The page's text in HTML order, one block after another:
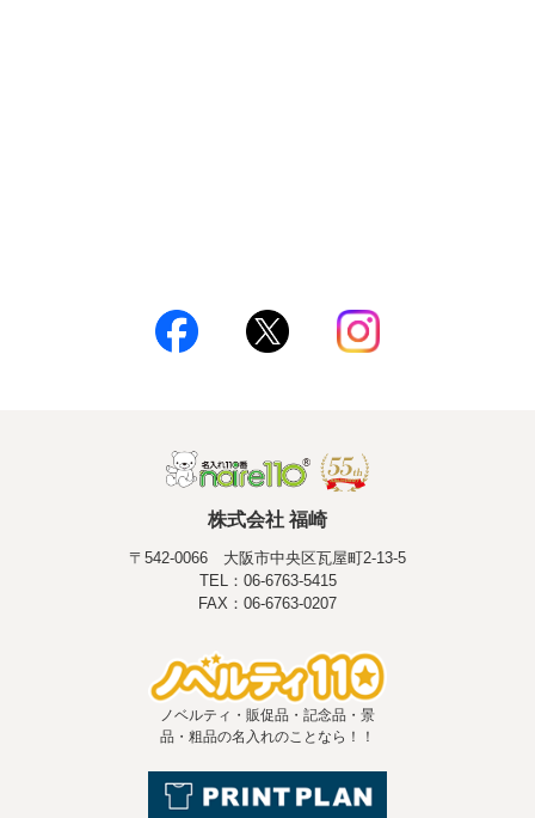
株式会社 福崎
〒542-0066 大阪市中央区瓦屋町2-13-5
TEL：06-6763-5415
FAX：06-6763-0207
ノベルティ・販促品・記念品・景
品・粗品の名入れのことなら！！